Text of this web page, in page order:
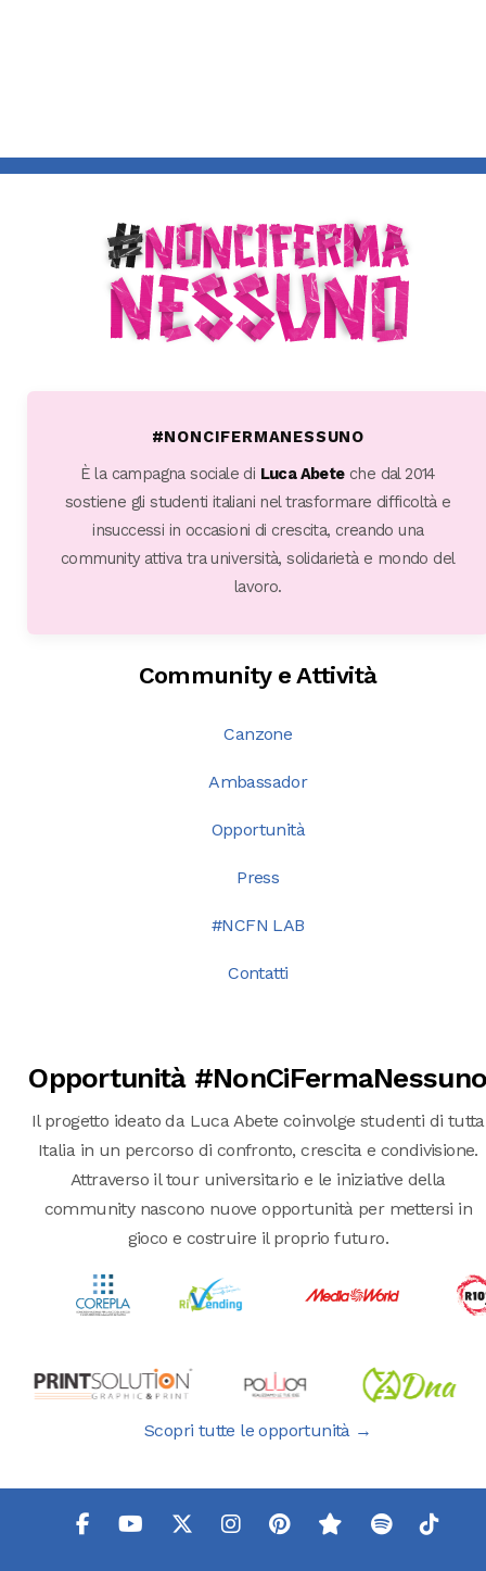
#NONCIFERMANESSUNO
È la campagna sociale di Luca Abeteche dal 2014
sostiene gli studenti italiani nel trasformare difficoltà e
insuccessi in occasioni di crescita, creando una
community attiva tra università, solidarietà e mondo del
lavoro.
Community e Attività
Canzone
Ambassador
Opportunità
Press
#NCFN LAB
Contatti
Opportunità
Il progetto ideato da Luca Abete coinvolge studenti di tutta
Italia in un percorso di confronto, crescita e condivisione.
Attraverso il tour universitario e le iniziative della
community nascono nuove opportunità per mettersi in
gioco e costruire il proprio futuro.
Scopri tutte le opportunità →